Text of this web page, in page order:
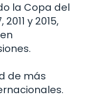
la Copa del
y 2015,
de más